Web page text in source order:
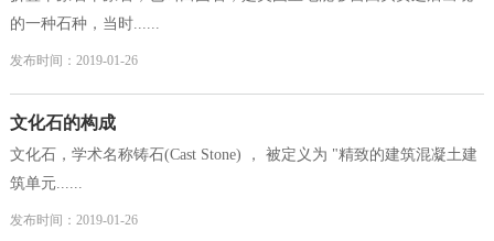
的一种石种，当时......
发布时间：2019-01-26
文化石的构成
文化石，学术名称铸石(Cast Stone) ， 被定义为 "精致的建筑混凝土建
筑单元......
发布时间：2019-01-26